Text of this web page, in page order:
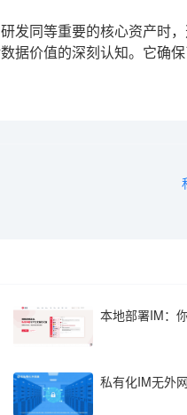
发同等重要的核心资产时
据价值的深刻认知。它确
本地部署IM：